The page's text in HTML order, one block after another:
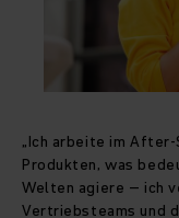
„Ich arbeite im
Produkten, was
Welten agiere – ich
Vertriebsteams und